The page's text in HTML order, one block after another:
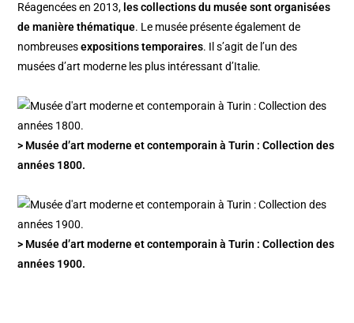
Réagencées en 2013, les collections du musée sont organisées
de manière thématique. Le musée présente également de
nombreusesexpositions temporaires. Il s’agit de l’un des
musées d’art moderne les plus intéressant d’Italie.
> Musée d’art moderne et contemporain à Turin : Collection des
années 1800.
> Musée d’art moderne et contemporain à Turin : Collection des
années 1900.